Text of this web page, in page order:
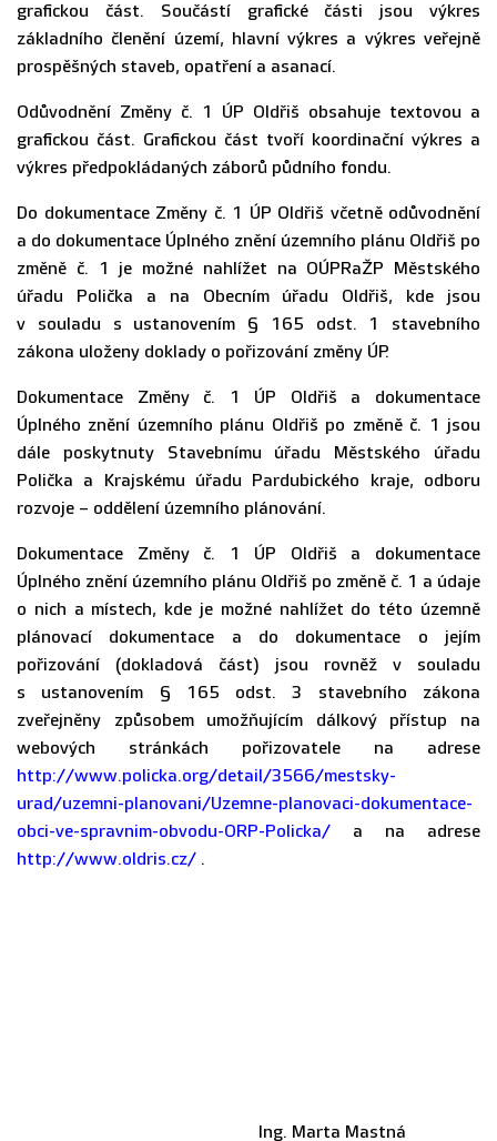
grafickou část. Součástí grafické části jsou výkres
základního členění území, hlavní výkres a výkres veřejně
prospěšných staveb, opatření a asanací.
Odůvodnění Změny č. 1 ÚP Oldřiš obsahuje textovou a
grafickou část. Grafickou část tvoří koordinační výkres a
výkres předpokládaných záborů půdního fondu.
Do dokumentace Změny č. 1 ÚP Oldřiš včetně odůvodnění
a do dokumentace Úplného znění územního plánu Oldřiš po
změně č. 1 je možné nahlížet na OÚPRaŽP Městského
úřadu Polička a na Obecním úřadu Oldřiš, kde jsou
v souladu s ustanovením § 165 odst. 1 stavebního
zákona uloženy doklady o pořizování změny ÚP.
Dokumentace Změny č. 1 ÚP Oldřiš a dokumentace
Úplného znění územního plánu Oldřiš po změně č. 1 jsou
dále poskytnuty Stavebnímu úřadu Městského úřadu
Polička a Krajskému úřadu Pardubického kraje, odboru
rozvoje – oddělení územního plánování.
Dokumentace Změny č. 1 ÚP Oldřiš a dokumentace
Úplného znění územního plánu Oldřiš po změně č. 1 a údaje
o nich a místech, kde je možné nahlížet do této územně
plánovací dokumentace a do dokumentace o jejím
pořizování (dokladová část) jsou rovněž v souladu
s ustanovením § 165 odst. 3 stavebního zákona
zveřejněny způsobem umožňujícím dálkový přístup na
webových stránkách pořizovatele na adrese
http://www.policka.org/detail/3566/mestsky-
urad/uzemni-planovani/Uzemne-planovaci-dokumentace-
obci-ve-spravnim-obvodu-ORP-Policka/ a na adrese
http://www.oldris.cz/ .
Ing. Marta Mastná